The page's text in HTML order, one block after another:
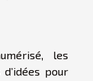
les
pour